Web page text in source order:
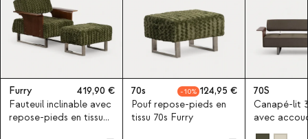
Furry
419,90
Fauteuil inclinable avec
repose-pieds en tissu
70s 10
124,95
Pouf repose-pieds en
tissu 70s Furry
70S
Canapé-lit
avec
bois et